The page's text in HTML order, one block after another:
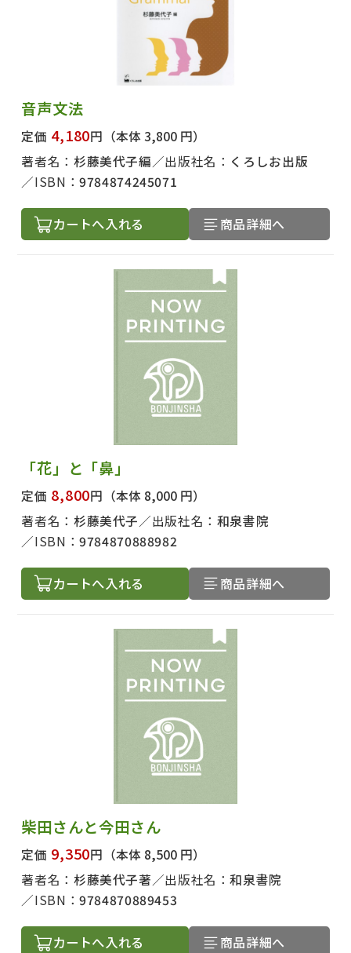
音声文法
定価 4,180円 （本体 3,800 円）
著者名： 杉藤美代子編 出版社名： くろしお出版
ISBN：9784874245071
カートへ入れる 商品詳細へ
「花」と「鼻」
定価 8,800円 （本体 8,000 円）
著者名： 杉藤美代子 出版社名： 和泉書院
ISBN：9784870888982
カートへ入れる 商品詳細へ
柴田さんと今田さん
定価 9,350円 （本体 8,500 円）
著者名： 杉藤美代子著 出版社名：和泉書院
ISBN：9784870889453
カートへ入れる 商品詳細へ